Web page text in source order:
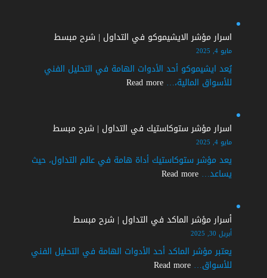
الايجابي
|
شرح
اسرار مؤشر الايشيموكو في التداول | شرح مبسط
مايو 4, 2025
يُعد ايشيموكو أحد الأدوات الهامة في التحليل الفني
للأسواق المالية،… Read more
:
الايشيموكو
|
اسرار مؤشر ستوكاستيك في التداول | شرح مبسط
مايو 4, 2025
يعد مؤشر ستوكاستيك أداة هامة في عالم التداول، حيث
يساعد… Read more
:
ستوكاستيك
في
|
شرح
أسرار مؤشر الماكد في التداول | شرح مبسط
أبريل 30, 2025
يعتبر مؤشر الماكد أحد الأدوات الهامة في التحليل الفني
للأسواق… Read more
: